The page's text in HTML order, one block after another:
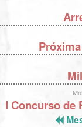
I Concurso de